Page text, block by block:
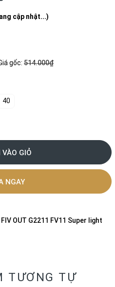
cập nhật...)
gốc: 514.000₫
40
VÀO GIỎ
NGAY
OUT G2211 FV11 Super light
TƯƠNG TỰ